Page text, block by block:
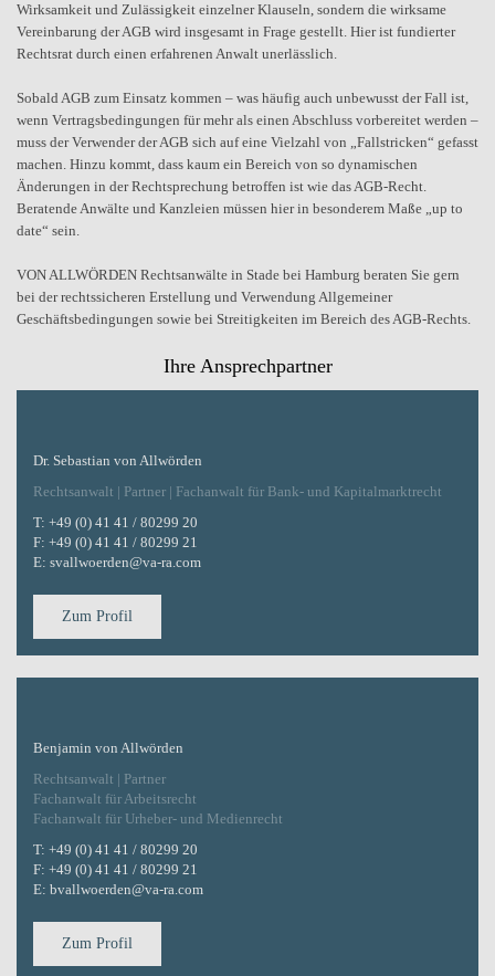
Wirksamkeit und Zulässigkeit einzelner Klauseln, sondern die wirksame
Vereinbarung der AGB wird insgesamt in Frage gestellt. Hier ist fundierter
Rechtsrat durch einen erfahrenen Anwalt unerlässlich.
Sobald AGB zum Einsatz kommen – was häufig auch unbewusst der Fall ist,
wenn Vertragsbedingungen für mehr als einen Abschluss vorbereitet werden –
muss der Verwender der AGB sich auf eine Vielzahl von „Fallstricken“ gefasst
machen. Hinzu kommt, dass kaum ein Bereich von so dynamischen
Änderungen in der Rechtsprechung betroffen ist wie das AGB-Recht.
Beratende Anwälte und Kanzleien müssen hier in besonderem Maße „up to
date“ sein.
VON ALLWÖRDEN Rechtsanwälte in Stade bei Hamburg beraten Sie gern
bei der rechtssicheren Erstellung und Verwendung Allgemeiner
Geschäftsbedingungen sowie bei Streitigkeiten im Bereich des AGB-Rechts.
Ihre Ansprechpartner
Dr. Sebastian von Allwörden
Rechtsanwalt | Partner | Fachanwalt für Bank- und Kapitalmarktrecht
T: +49 (0) 41 41 / 80299 20
F: +49 (0) 41 41 / 80299 21
E: svallwoerden@va-ra.com
Zum Profil
Benjamin von Allwörden
Rechtsanwalt | Partner
Fachanwalt für Arbeitsrecht
Fachanwalt für Urheber- und Medienrecht
T: +49 (0) 41 41 / 80299 20
F: +49 (0) 41 41 / 80299 21
E: bvallwoerden@va-ra.com
Zum Profil